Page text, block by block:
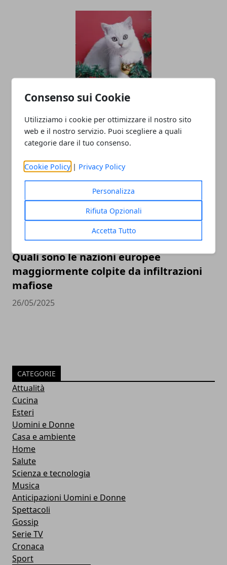
Consenso sui Cookie
Utilizziamo i cookie per ottimizzare il nostro sito
web e il nostro servizio. Puoi scegliere a quali
categorie dare il tuo consenso.
Cookie Policy | Privacy Policy
Personalizza
Rifiuta Opzionali
Accetta Tutto
Vacanze natalizie al mare in
destinazioni da sogno. Ecco dove
prenotare!
18/08/2025
Quali sono le nazioni europee
maggiormente colpite da infiltrazioni
mafiose
26/05/2025
CATEGORIE
Attualità
Cucina
Esteri
Uomini e Donne
Casa e ambiente
Home
Salute
Scienza e tecnologia
Musica
Anticipazioni Uomini e Donne
Spettacoli
Gossip
Serie TV
Cronaca
Sport